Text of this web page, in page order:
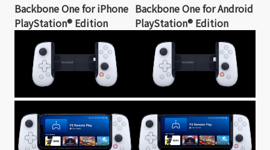
Backbone One for iPhone
PlayStation® Edition
Backbone One for Android
PlayStation® Edition